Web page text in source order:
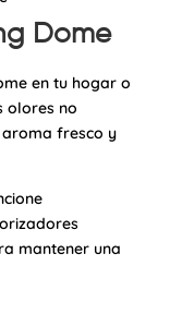
Dome
en tu hogar o
olores no
fresco y
mantener una